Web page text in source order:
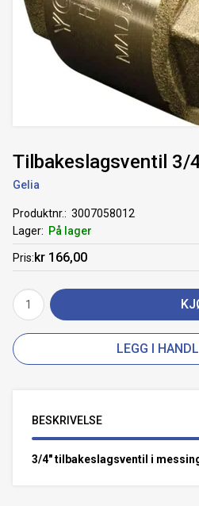
Tilbakeslagsventil 3/
Gelia
Produktnr.
3007058012
Lager
På lager
Pris kr 166,00
LEGG I
BESKRIVELSE
3/4" tilbakeslagsventil i